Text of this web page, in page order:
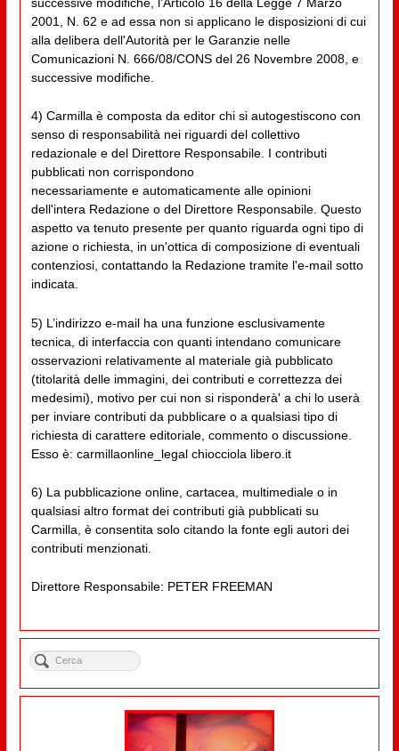
2001, N. 62 e ad essa non si applicano le disposizioni di cui
alla delibera dell'Autorità per le Garanzie nelle
Comunicazioni N. 666/08/CONS del 26 Novembre 2008, e
successive modifiche.
4) Carmilla è composta da editor chi si autogestiscono con
senso di responsabilità nei riguardi del collettivo
redazionale e del Direttore Responsabile. I contributi
pubblicati non corrispondono
necessariamente e automaticamente alle opinioni
dell'intera Redazione o del Direttore Responsabile. Questo
aspetto va tenuto presente per quanto riguarda ogni tipo di
azione o richiesta, in un'ottica di composizione di eventuali
contenziosi, contattando la Redazione tramite l'e-mail sotto
indicata.
5) L’indirizzo e-mail ha una funzione esclusivamente
tecnica, di interfaccia con quanti intendano comunicare
osservazioni relativamente al materiale già pubblicato
(titolarità delle immagini, dei contributi e correttezza dei
medesimi), motivo per cui non si risponderà' a chi lo userà
per inviare contributi da pubblicare o a qualsiasi tipo di
richiesta di carattere editoriale, commento o discussione.
Esso è: carmillaonline_legal chiocciola libero.it
6) La pubblicazione online, cartacea, multimediale o in
qualsiasi altro format dei contributi già pubblicati su
Carmilla, è consentita solo citando la fonte egli autori dei
contributi menzionati.
Direttore Responsabile: PETER FREEMAN